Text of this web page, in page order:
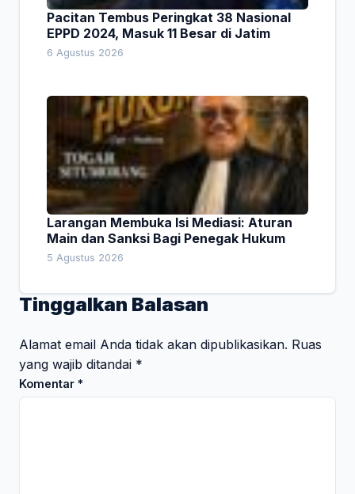
Pacitan Tembus Peringkat 38 Nasional
EPPD 2024, Masuk 11 Besar di Jatim
6 Agustus 2026
Larangan Membuka Isi Mediasi: Aturan
Main dan Sanksi Bagi Penegak Hukum
5 Agustus 2026
Tinggalkan Balasan
Alamat email Anda tidak akan dipublikasikan. Ruas
yang wajib ditandai *
Komentar *